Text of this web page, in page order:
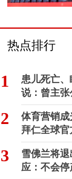
热点排行
1
患儿死亡
说：曾主
2
体育营销
拜仁全球
3
雪佛兰将
应：不会停